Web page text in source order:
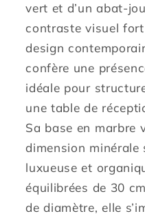
marbre
abat-
jour
ondulé
LED
blanc
chaud
dimmable
BLOK
GREEN
MARBLE
H30cm
abat-
jour
LED
BLOK
vert et d’un abat-
contraste visuel
design
confère une
idéale pour
une table de
Sa base en marbre
dimension
luxueuse et
équilibrées de 30
de diamètre, elle